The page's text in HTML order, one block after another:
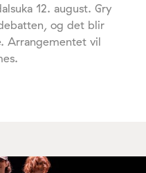
12. august. Gry
og det blir
Arrangementet vil